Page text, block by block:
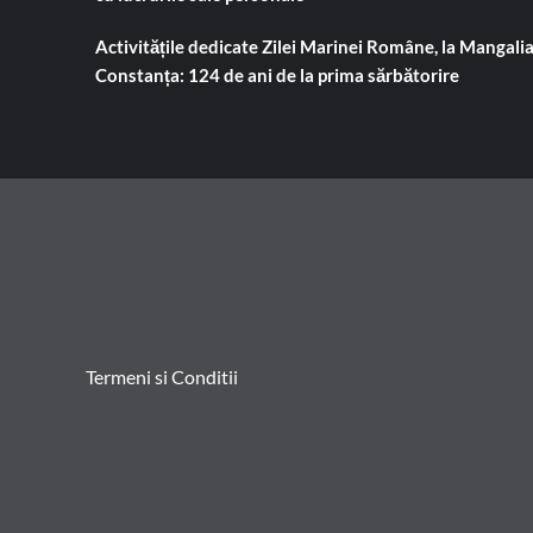
Activitățile dedicate Zilei Marinei Române, la
Constanța: 124 de ani de la prima sărbătorire
Termeni si Conditii